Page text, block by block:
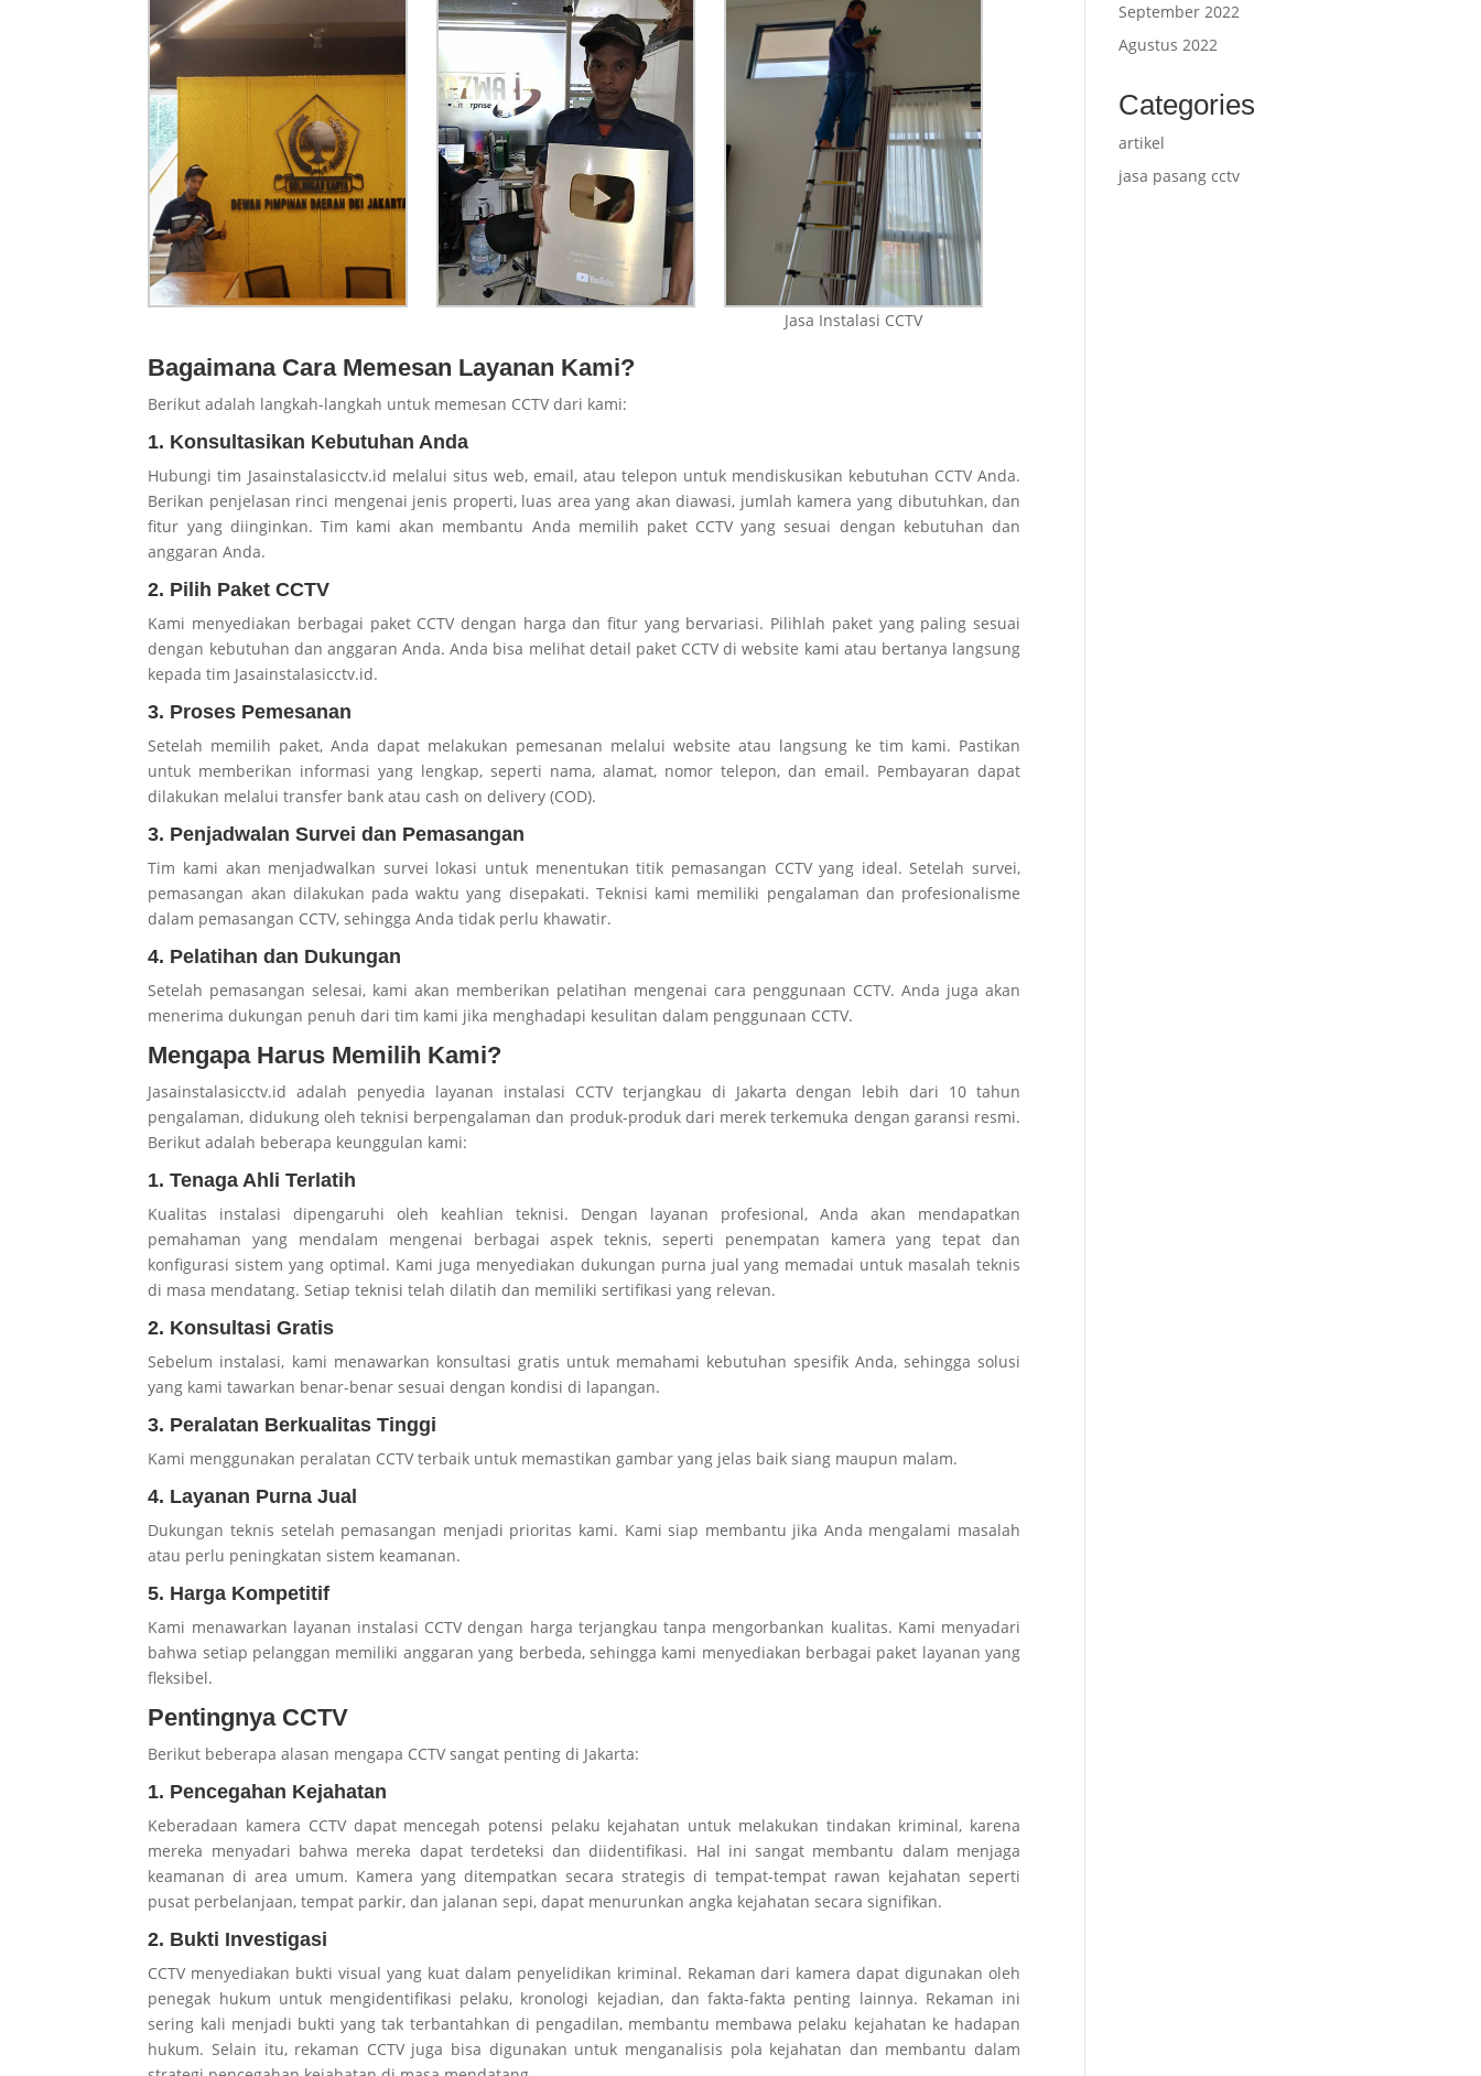
Jasa Instalasi CCTV
Bagaimana Cara Memesan Layanan Kami?
Berikut adalah langkah-langkah untuk memesan CCTV dari kami:
1. Konsultasikan Kebutuhan Anda
Hubungi tim Jasainstalasicctv.id melalui situs web, email, atau telepon untuk mendiskusikan kebutuhan CCTV Anda.
Berikan penjelasan rinci mengenai jenis properti, luas area yang akan diawasi, jumlah kamera yang dibutuhkan, dan
fitur yang diinginkan. Tim kami akan membantu Anda memilih paket CCTV yang sesuai dengan kebutuhan dan
anggaran Anda.
2. Pilih Paket CCTV
Kami menyediakan berbagai paket CCTV dengan harga dan fitur yang bervariasi. Pilihlah paket yang paling sesuai
dengan kebutuhan dan anggaran Anda. Anda bisa melihat detail paket CCTV di website kami atau bertanya langsung
kepada tim Jasainstalasicctv.id.
3. Proses Pemesanan
Setelah memilih paket, Anda dapat melakukan pemesanan melalui website atau langsung ke tim kami. Pastikan
untuk memberikan informasi yang lengkap, seperti nama, alamat, nomor telepon, dan email. Pembayaran dapat
dilakukan melalui transfer bank atau cash on delivery (COD).
3. Penjadwalan Survei dan Pemasangan
Tim kami akan menjadwalkan survei lokasi untuk menentukan titik pemasangan CCTV yang ideal. Setelah survei,
pemasangan akan dilakukan pada waktu yang disepakati. Teknisi kami memiliki pengalaman dan profesionalisme
dalam pemasangan CCTV, sehingga Anda tidak perlu khawatir.
4. Pelatihan dan Dukungan
Setelah pemasangan selesai, kami akan memberikan pelatihan mengenai cara penggunaan CCTV. Anda juga akan
menerima dukungan penuh dari tim kami jika menghadapi kesulitan dalam penggunaan CCTV.
Mengapa Harus Memilih Kami?
Jasainstalasicctv.id adalah penyedia layanan instalasi CCTV terjangkau di Jakarta dengan lebih dari 10 tahun
pengalaman, didukung oleh teknisi berpengalaman dan produk-produk dari merek terkemuka dengan garansi resmi.
Berikut adalah beberapa keunggulan kami:
1. Tenaga Ahli Terlatih
Kualitas instalasi dipengaruhi oleh keahlian teknisi. Dengan layanan profesional, Anda akan mendapatkan
pemahaman yang mendalam mengenai berbagai aspek teknis, seperti penempatan kamera yang tepat dan
konfigurasi sistem yang optimal. Kami juga menyediakan dukungan purna jual yang memadai untuk masalah teknis
di masa mendatang. Setiap teknisi telah dilatih dan memiliki sertifikasi yang relevan.
2. Konsultasi Gratis
Sebelum instalasi, kami menawarkan konsultasi gratis untuk memahami kebutuhan spesifik Anda, sehingga solusi
yang kami tawarkan benar-benar sesuai dengan kondisi di lapangan.
3. Peralatan Berkualitas Tinggi
Kami menggunakan peralatan CCTV terbaik untuk memastikan gambar yang jelas baik siang maupun malam.
4. Layanan Purna Jual
Dukungan teknis setelah pemasangan menjadi prioritas kami. Kami siap membantu jika Anda mengalami masalah
atau perlu peningkatan sistem keamanan.
5. Harga Kompetitif
Kami menawarkan layanan instalasi CCTV dengan harga terjangkau tanpa mengorbankan kualitas. Kami menyadari
bahwa setiap pelanggan memiliki anggaran yang berbeda, sehingga kami menyediakan berbagai paket layanan yang
fleksibel.
Pentingnya CCTV
Berikut beberapa alasan mengapa CCTV sangat penting di Jakarta:
1. Pencegahan Kejahatan
Keberadaan kamera CCTV dapat mencegah potensi pelaku kejahatan untuk melakukan tindakan kriminal, karena
mereka menyadari bahwa mereka dapat terdeteksi dan diidentifikasi. Hal ini sangat membantu dalam menjaga
keamanan di area umum. Kamera yang ditempatkan secara strategis di tempat-tempat rawan kejahatan seperti
pusat perbelanjaan, tempat parkir, dan jalanan sepi, dapat menurunkan angka kejahatan secara signifikan.
2. Bukti Investigasi
CCTV menyediakan bukti visual yang kuat dalam penyelidikan kriminal. Rekaman dari kamera dapat digunakan oleh
penegak hukum untuk mengidentifikasi pelaku, kronologi kejadian, dan fakta-fakta penting lainnya. Rekaman ini
sering kali menjadi bukti yang tak terbantahkan di pengadilan, membantu membawa pelaku kejahatan ke hadapan
hukum. Selain itu, rekaman CCTV juga bisa digunakan untuk menganalisis pola kejahatan dan membantu dalam
September 2022
Agustus 2022
Categories
artikel
jasa pasang cctv